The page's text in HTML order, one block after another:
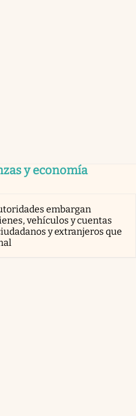
y economía
embargan
vehículos y cuentas
y extranjeros que